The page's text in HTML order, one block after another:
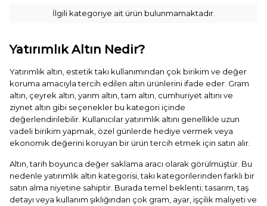
İlgili kategoriye ait ürün bulunmamaktadır.
Yatırımlık Altın Nedir?
Yatırımlık altın, estetik takı kullanımından çok birikim ve değer
koruma amacıyla tercih edilen altın ürünlerini ifade eder. Gram
altın, çeyrek altın, yarım altın, tam altın, cumhuriyet altını ve
ziynet altın gibi seçenekler bu kategori içinde
değerlendirilebilir. Kullanıcılar yatırımlık altını genellikle uzun
vadeli birikim yapmak, özel günlerde hediye vermek veya
ekonomik değerini koruyan bir ürün tercih etmek için satın alır.
Altın, tarih boyunca değer saklama aracı olarak görülmüştür. Bu
nedenle yatırımlık altın kategorisi, takı kategorilerinden farklı bir
satın alma niyetine sahiptir. Burada temel beklenti; tasarım, taş
detayı veya kullanım şıklığından çok gram, ayar, işçilik maliyeti ve